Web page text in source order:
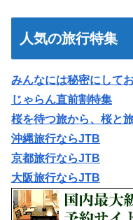
人気の旅行特集
みんなには秘密にして
じゃらん直前割特集
桜を待つ旅から、桜と
沖縄旅行ならJTB
京都旅行ならJTB
大阪旅行ならJTB